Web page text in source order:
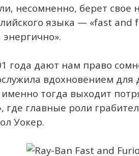
несомненно, берет свое
языка — «fast
года дают нам право
вдохновением для
тогда выходит
где главные роли
Уокер.